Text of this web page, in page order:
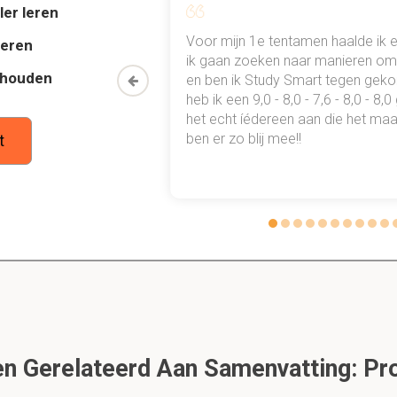
zijn van tachypnee?
zijn van bradypnee?
leren
mn
een heel
gewoon
Voor mijn 1e tentamen haalde ik
ik gaan zoeken naar manieren
en ben ik Study Smart tegen
heb ik een 9,0 - 8,0 - 7,6 - 8,0 -
het echt íédereen aan die het
ben er zo blij mee!!
Gerelateerd Aan Samenvatting: